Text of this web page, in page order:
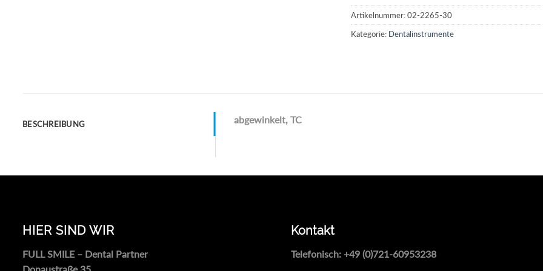
Artikelnummer:02-2265-30
Kategorie: Dentalinstrumente
BESCHREIBUNG abgewinkelt, TC
HIER SIND WIR
FULL SMILE – Dental Partner
Kontakt
Telefonisch:+49 (0)721-60953238